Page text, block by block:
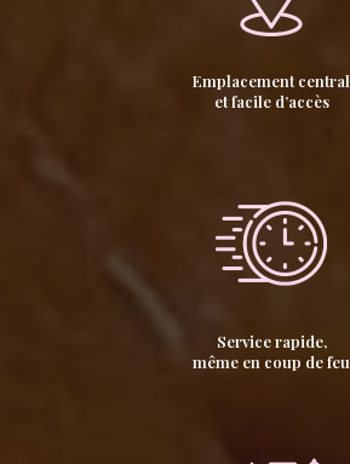
Emplacement central
et facile d’accès
Service rapide,
même en coup de feu